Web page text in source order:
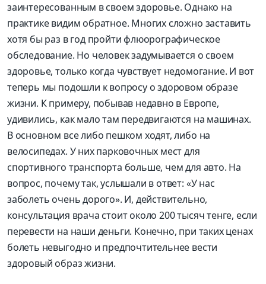
заинтересованным в своем здоровье. Однако на
практике видим обратное. Многих сложно заставить
хотя бы раз в год пройти флюорографическое
обследование. Но человек задумывается о своем
здоровье, только когда чувствует недомогание. И вот
теперь мы подошли к вопросу о здоровом образе
жизни. К примеру, побывав недавно в Европе,
удивились, как мало там передвигаются на машинах.
В основном все либо пешком ходят, либо на
велосипедах. У них парковочных мест для
спортивного транспорта больше, чем для авто. На
вопрос, почему так, услышали в ответ: «У нас
заболеть очень дорого». И, действительно,
консультация врача стоит около 200 тысяч тенге, если
перевести на наши деньги. Конечно, при таких ценах
болеть невыгодно и предпочтительнее вести
здоровый образ жизни.